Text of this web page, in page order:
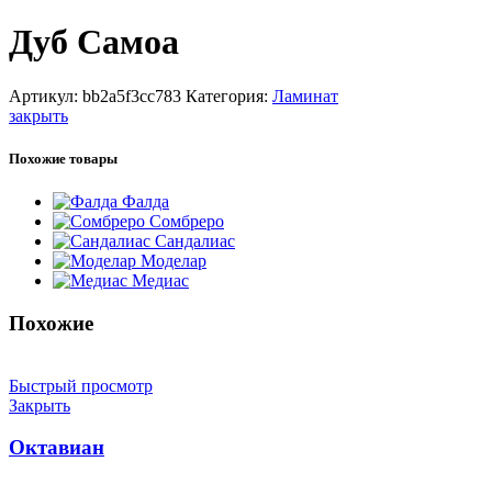
Дуб Самоа
Артикул: bb2a5f3cc783 Категория: Ламинат
закрыть
Похожие товары
Фалда
Сомбреро
Сандалиас
Моделар
Медиас
Похожие
Быстрый просмотр
Закрыть
Октавиан